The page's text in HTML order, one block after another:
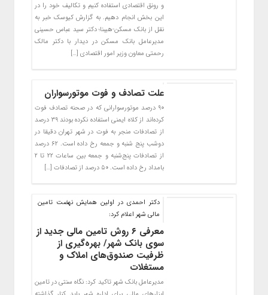
و رونق اقتصادی استفاده کنیم و تکالیف خود را در
این بخش انجام دهیم. به گزارش کیوسک خبر به
نقل از بانک مسکن-هیبنا؛ دکتر سید عباس حسینی
مدیرعامل بانک مسکن در دیدار با دکتر مالک
رحمتی معاون وزیر امور اقتصادی […]
علت تصادف و فوت موتورسواران
۹۰ درصد موتورسوارانی که در صحنه تصادف فوت
کرده‌اند از کلاه ایمنی استفاده نکرده بودند ۳۹ درصد
از تصادفات منجر به فوت در شهر تهران دقیقا در
دوشب پنج شنبه و جمعه رخ داده است. ۶۲ درصد
از تصادفات پنج‌شنبه و جمعه بین ساعات ۲۲ تا ۲
بامداد رخ داده است. ۵۰ درصد از تصادفات […]
دکتر احمدی در اولین همایش نهضت تامین
مالی شهر اعلام کرد:
معرفی ۶ روش تامین مالی جدید از
سوی بانک شهر/ بهره‌گیری از
ظرفیت صندوق‌های املاک و
مستغلات
مدیرعامل بانک شهر تاکید کرد: نگاه سنتی در تامین